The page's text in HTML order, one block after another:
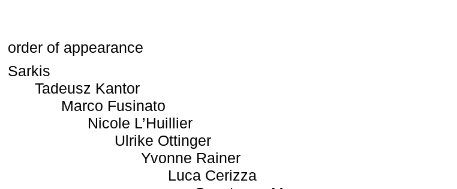
order of appearance
Sarkis
Tadeusz Kantor
Marco Fusinato
Nicole L’Huillier
Ulrike Ottinger
Yvonne Rainer
Luca Cerizza